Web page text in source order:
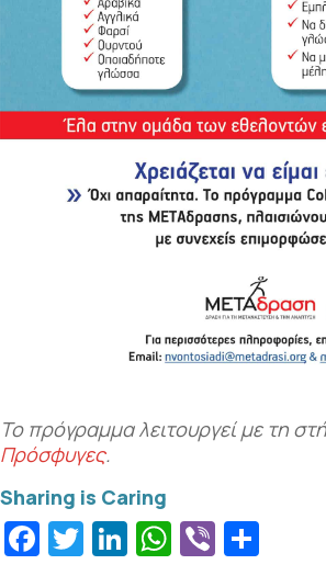
Το πρόγραμμα λειτουργεί με τη
Πρόσφυγες.
Facebook
Twitter
LinkedIn
WhatsApp
Viber